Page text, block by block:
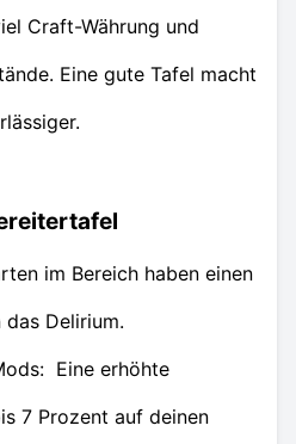
Craft-Währung und
Eine gute Tafel macht
im Bereich haben einen
das Delirium.
Eine erhöhte
7 Prozent auf deinen